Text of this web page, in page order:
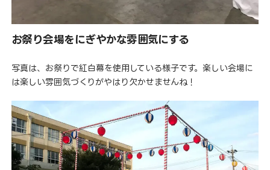
お祭り会場をにぎやかな雰囲気にする
写真は、お祭りで紅白幕を使用している様子です。楽しい会場に
は楽しい雰囲気づくりがやはり欠かせませんね！